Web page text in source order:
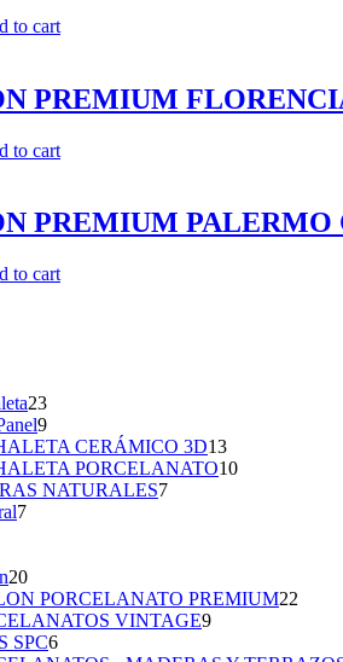
to cart
PREMIUM
to cart
PREMIUM PALERMO
to cart
2323
products
99
products
CERÁMICO 3D1313
products
PORCELANATO1010
NATURALES77
77
2020
products
PORCELANATO PREMIUM22
VINTAGE99
SPC66